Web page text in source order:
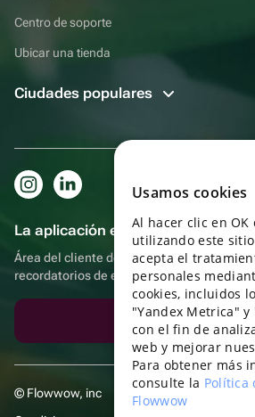
Centro de soporte
Ubicar una tienda
Ciudades populares
La aplicación es aún más práctica.
Área del cliente del destinatario, más
recordatorios de eventos
Descargar la
© Flowwow, inc
Usamos cookies
Al hacer clic en
utilizando este
acepta el
personales
cookies, incluidos
"Yandex Metrica"
con el fin de
web y mejorar
Para obtener más
consulte la Política
Flowwow